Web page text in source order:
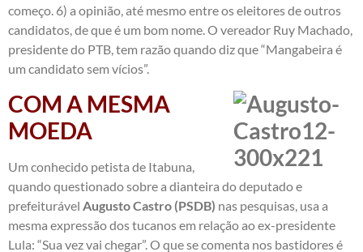
começo. 6) a opinião, até mesmo entre os eleitores de outros
candidatos, de que é um bom nome. O vereador Ruy Machado,
presidente do PTB, tem razão quando diz que “Mangabeira é
um candidato sem vícios”.
COM A MESMA
MOEDA
Um conhecido petista de Itabuna,
quando questionado sobre a dianteira do deputado e
prefeiturável Augusto Castro (PSDB) nas pesquisas, usa a
mesma expressão dos tucanos em relação ao ex-presidente
Lula: “Sua vez vai chegar”. O que se comenta nos bastidores é